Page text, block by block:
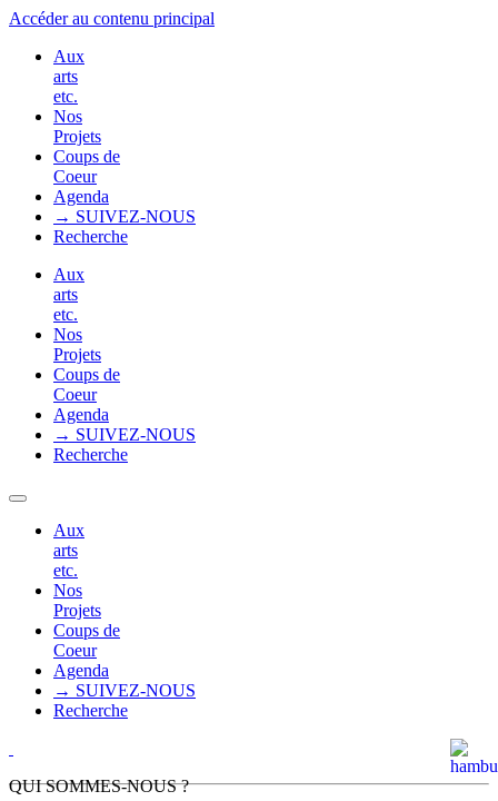
Accéder au contenu principal
Aux
arts
etc.
Nos
Projets
Coups de
Coeur
Agenda
→ SUIVEZ-NOUS
Recherche
Aux
arts
etc.
Nos
Projets
Coups de
Coeur
Agenda
→ SUIVEZ-NOUS
Recherche
Aux
arts
etc.
Nos
Projets
Coups de
Coeur
Agenda
→ SUIVEZ-NOUS
Recherche
QUI SOMMES-NOUS ?